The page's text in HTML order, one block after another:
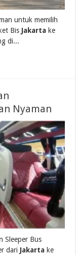
untuk memilih
Bis Jakarta ke
di...
Nyaman
Sleeper Bus
dari Jakarta ke